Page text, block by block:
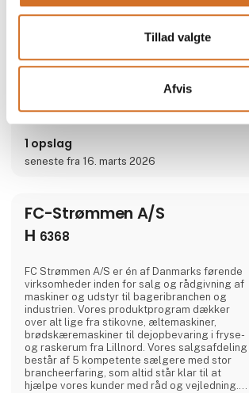
Tillad valgte
Afvis
Estland (EU), der kombinerer gamle
skabe en bred vifte af frosne
med over 45% markedsandel på det hjemlige
bageriprodukter til 15+ markeder på 4
følge traditioner har vores team altid haft et
åbent sind over for nye ideer. Vores
nuværende sortiment på over 300 frosne
bageriprodukter bliver konstant beriget med
nye smage og former, udviklet i samarbejde
1 opslag
seneste fra 16. marts 2026
FC-Strømmen A/S
H 6368
FC Strømmen A/S er én af Danmarks førende
virksomheder inden for salg og rådgivning af
maskiner og udstyr til bageribranchen og
industrien. Vores produktprogram dækker
over alt lige fra stikovne, æltemaskiner,
brødskæremaskiner til dejopbevaring i fryse-
og raskerum fra Lillnord. Vores salgsafdeling
består af 5 kompetente sælgere med stor
brancheerfaring, som altid står klar til at
hjælpe vores kunder med råd og vejledning.